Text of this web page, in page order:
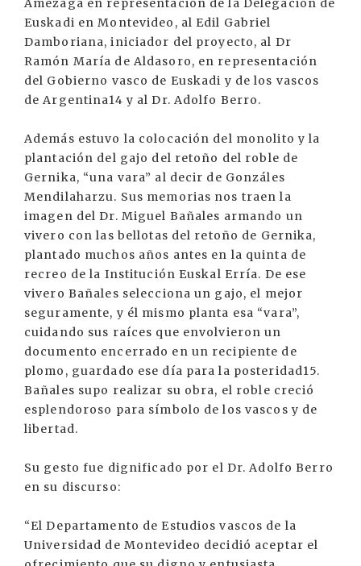
Amezaga en representación de la Delegación de
Euskadi en Montevideo, al Edil Gabriel
Damboriana, iniciador del proyecto, al Dr
Ramón María de Aldasoro, en representación
del Gobierno vasco de Euskadi y de los vascos
de Argentina14 y al Dr. Adolfo Berro.
Además estuvo la colocación del monolito y la
plantación del gajo del retoño del roble de
Gernika, “una vara” al decir de Gonzáles
Mendilaharzu. Sus memorias nos traen la
imagen del Dr. Miguel Bañales armando un
vivero con las bellotas del retoño de Gernika,
plantado muchos años antes en la quinta de
recreo de la Institución Euskal Erría. De ese
vivero Bañales selecciona un gajo, el mejor
seguramente, y él mismo planta esa “vara”,
cuidando sus raíces que envolvieron un
documento encerrado en un recipiente de
plomo, guardado ese día para la posteridad15.
Bañales supo realizar su obra, el roble creció
esplendoroso para símbolo de los vascos y de
libertad.
Su gesto fue dignificado por el Dr. Adolfo Berro
en su discurso:
“El Departamento de Estudios vascos de la
Universidad de Montevideo decidió aceptar el